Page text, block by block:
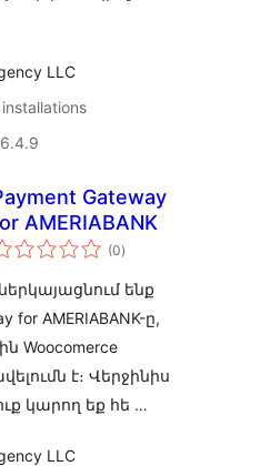
LLC
Gateway
AMERIABANK
(0total
ratings
)
ենք
for AMERIABANK-ը,
Woocomerce
է։ Վերջինիս
կարող եք հե …
LLC